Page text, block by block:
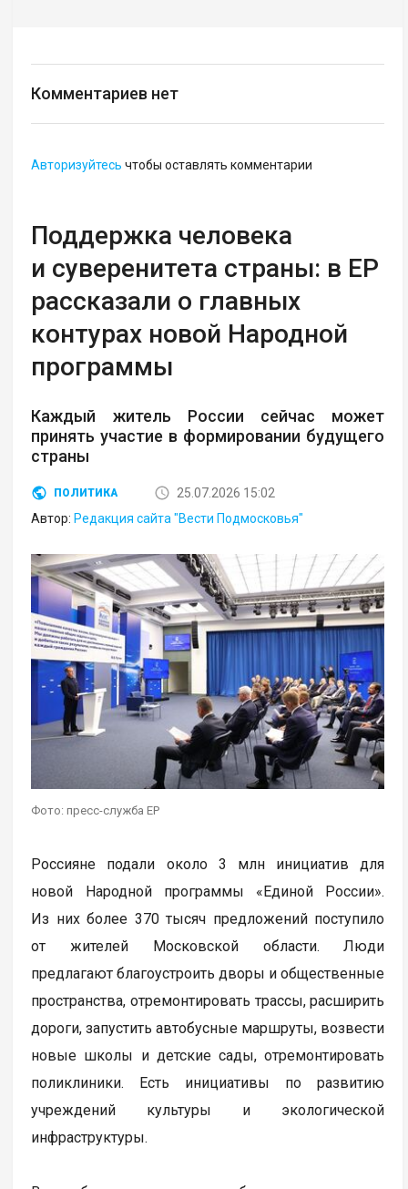
Комментариев нет
Авторизуйтесь чтобы оставлять комментарии
Поддержка человека
и суверенитета страны: в ЕР
рассказали о главных
контурах новой Народной
программы
Каждый житель России сейчас может
принять участие в формировании будущего
страны
ПОЛИТИКА
25.07.2026 15:02
Автор: Редакция сайта "Вести Подмосковья"
Фото: пресс-служба ЕР
Россияне подали около 3 млн инициатив для
новой Народной программы «Единой России».
Из них более 370 тысяч предложений поступило
от жителей Московской области. Люди
предлагают благоустроить дворы и общественные
пространства, отремонтировать трассы, расширить
дороги, запустить автобусные маршруты, возвести
новые школы и детские сады, отремонтировать
поликлиники. Есть инициативы по развитию
учреждений культуры и экологической
инфраструктуры.